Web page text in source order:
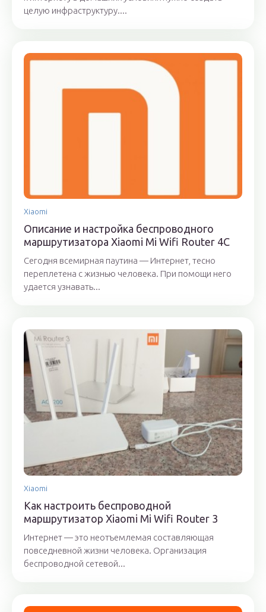
целую инфраструктуру....
Xiaomi
Описание и настройка беспроводного
маршрутизатора Xiaomi Mi Wifi Router 4C
Сегодня всемирная паутина — Интернет, тесно
переплетена с жизнью человека. При помощи него
удается узнавать...
Xiaomi
Как настроить беспроводной
маршрутизатор Xiaomi Mi Wifi Router 3
Интернет — это неотъемлемая составляющая
повседневной жизни человека. Организация
беспроводной сетевой...